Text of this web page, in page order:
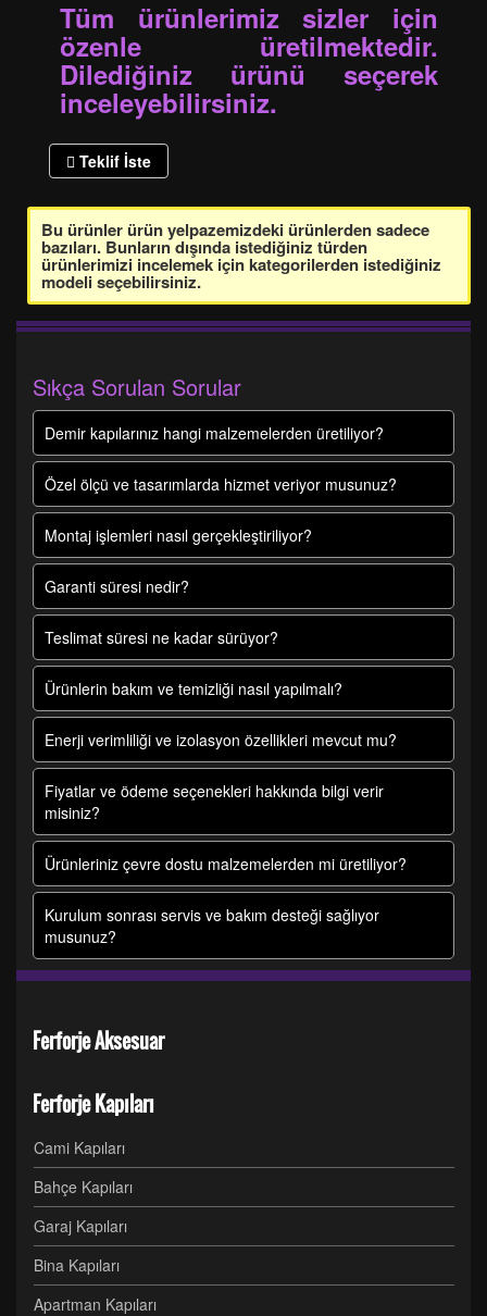
Tüm ürünlerimiz sizler için
özenle üretilmektedir.
Dilediğiniz ürünü seçerek
inceleyebilirsiniz.
Teklif İste
Bu ürünler ürün yelpazemizdeki ürünlerden sadece
bazıları. Bunların dışında istediğiniz türden
ürünlerimizi incelemek için kategorilerden istediğiniz
modeli seçebilirsiniz.
Sıkça Sorulan Sorular
Demir kapılarınız hangi malzemelerden üretiliyor?
Özel ölçü ve tasarımlarda hizmet veriyor musunuz?
Montaj işlemleri nasıl gerçekleştiriliyor?
Garanti süresi nedir?
Teslimat süresi ne kadar sürüyor?
Ürünlerin bakım ve temizliği nasıl yapılmalı?
Enerji verimliliği ve izolasyon özellikleri mevcut mu?
Fiyatlar ve ödeme seçenekleri hakkında bilgi verir
misiniz?
Ürünleriniz çevre dostu malzemelerden mi üretiliyor?
Kurulum sonrası servis ve bakım desteği sağlıyor
musunuz?
Ferforje Aksesuar
Ferforje Kapıları
Cami Kapıları
Bahçe Kapıları
Garaj Kapıları
Bina Kapıları
Apartman Kapıları